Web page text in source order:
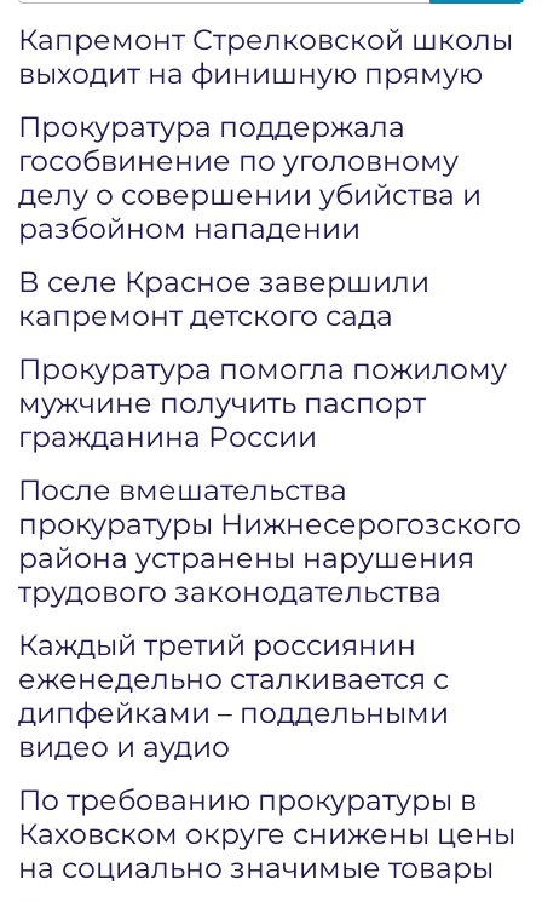
Капремонт Стрелковской школы
выходит на финишную прямую
Прокуратура поддержала
гособвинение по уголовному
делу о совершении убийства и
разбойном нападении
В селе Красное завершили
капремонт детского сада
Прокуратура помогла пожилому
мужчине получить паспорт
гражданина России
После вмешательства
прокуратуры Нижнесерогозского
района устранены нарушения
трудового законодательства
Каждый третий россиянин
еженедельно сталкивается с
дипфейками – поддельными
видео и аудио
По требованию прокуратуры в
Каховском округе снижены цены
на социально значимые товары